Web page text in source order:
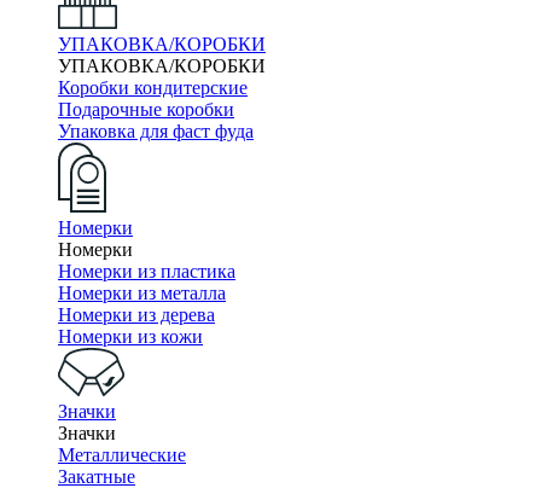
УПАКОВКА/КОРОБКИ
УПАКОВКА/КОРОБКИ
Коробки кондитерские
Подарочные коробки
Упаковка для фаст фуда
Номерки
Номерки
Номерки из пластика
Номерки из металла
Номерки из дерева
Номерки из кожи
Значки
Значки
Металлические
Закатные